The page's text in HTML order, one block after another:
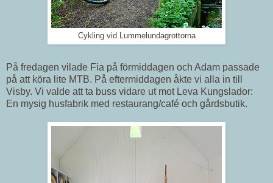
Cykling vid Lummelundagrottorna
På fredagen vilade Fia på förmiddagen och Adam passade
på att köra lite MTB. På eftermiddagen åkte vi alla in till
Visby. Vi valde att ta buss vidare ut mot Leva Kungslador:
En mysig husfabrik med restaurang/café och gårdsbutik.